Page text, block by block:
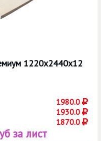
1220х2440х12
1980.0
1930.0
1870.0
за лист